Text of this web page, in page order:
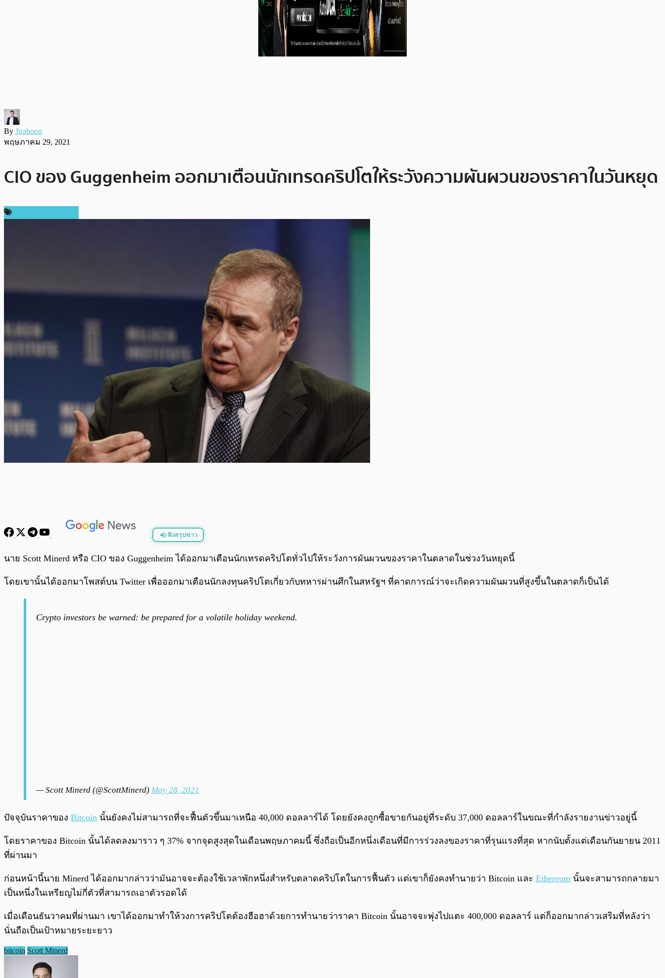
By Jiraboon
พฤษภาคม 29, 2021
CIO ของ Guggenheim ออกมาเตือนนักเทรดคริปโตให้ระวังความผันผวนของราคาในวันหยุด
ฟังสรุปข่าว
พร้อมเล่น
นาย Scott Minerd หรือ CIO ของ Guggenheim ได้ออกมาเตือนนักเทรดคริปโตทั่วไปให้ระวังการผันผวนของราคาในตลาดในช่วงวันหยุดนี้
โดยเขานั้นได้ออกมาโพสต์บน Twitter เพื่อออกมาเตือนนักลงทุนคริปโตเกี่ยวกับทหารผ่านศึกในสหรัฐฯ ที่คาดการณ์ว่าจะเกิดความผันผวนที่สูงขึ้นในตลาดก็เป็นได้
Crypto investors be warned: be prepared for a volatile holiday weekend.
— Scott Minerd (@ScottMinerd) May 28, 2021
ปัจจุบันราคาของ Bitcoin นั้นยังคงไม่สามารถที่จะฟื้นตัวขึ้นมาเหนือ 40,000 ดอลลาร์ได้ โดยยังคงถูกซื้อขายกันอยู่ที่ระดับ 37,000 ดอลลาร์ในขณะที่กำลังรายงานข่าวอยู่นี้
โดยราคาของ Bitcoin นั้นได้ลดลงมาราว ๆ 37% จากจุดสูงสุดในเดือนพฤษภาคมนี้ ซึ่งถือเป็นอีกหนึ่งเดือนที่มีการร่วงลงของราคาที่รุนแรงที่สุด หากนับตั้งแต่เดือนกันยายน 2011
ที่ผ่านมา
ก่อนหน้านี้นาย Minerd ได้ออกมากล่าวว่ามันอาจจะต้องใช้เวลาพักหนึ่งสำหรับตลาดคริปโตในการฟื้นตัว แต่เขาก็ยังคงทำนายว่า Bitcoin และ Ethereum นั้นจะสามารถกลายมา
เป็นหนึ่งในเหรียญไม่กี่ตัวที่สามารถเอาตัวรอดได้
เมื่อเดือนธันวาคมที่ผ่านมา เขาได้ออกมาทำให้วงการคริปโตต้องฮือฮาด้วยการทำนายว่าราคา Bitcoin นั้นอาจจะพุ่งไปแตะ 400,000 ดอลลาร์ แต่ก็ออกมากล่าวเสริมที่หลังว่า
นั่นถือเป็นเป้าหมายระยะยาว
bitcoin Scott Minerd